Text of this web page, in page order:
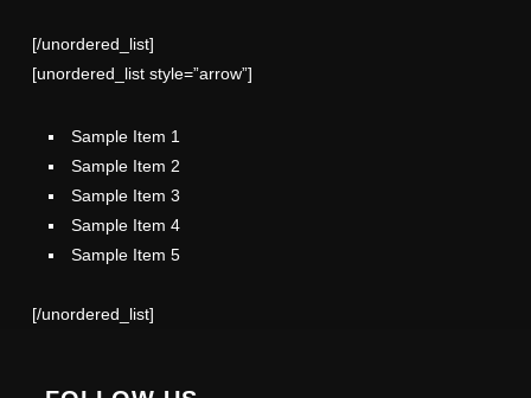
[/unordered_list]
[unordered_list style=”arrow”]
Sample Item 1
Sample Item 2
Sample Item 3
Sample Item 4
Sample Item 5
[/unordered_list]